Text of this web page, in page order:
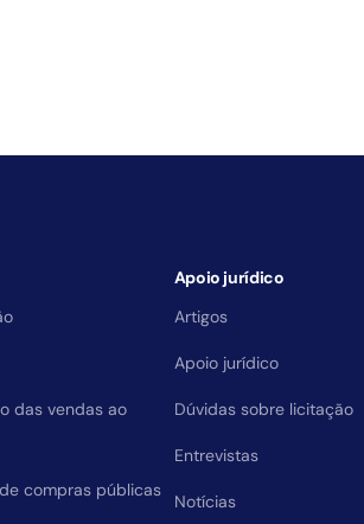
das vendas ao
compras públicas
Apoio jurídico
Artigos
Apoio jurídico
Dúvidas sobre licitação
Entrevistas
Notícias